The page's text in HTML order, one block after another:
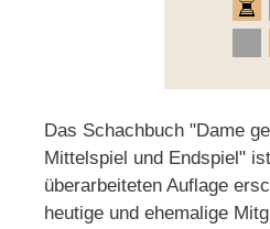
Das Schachbuch "Dame
Mittelspiel und Endspiel"
überarbeiteten Auflage
heutige und ehemalige